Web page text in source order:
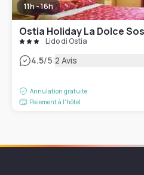
11h - 16h
Ostia Holiday La Dolce
Lido di Ostia
4.5/5|2 Avis
Annulation gratuite
Paiement à l'hôtel